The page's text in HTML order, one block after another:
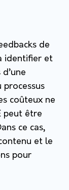
de
identifier et
coûteux ne
peut être
ce cas,
et le
pour